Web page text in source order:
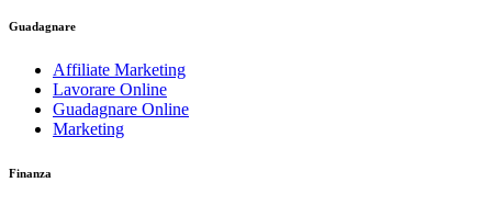
Guadagnare
Affiliate Marketing
Lavorare Online
Guadagnare Online
Marketing
Finanza